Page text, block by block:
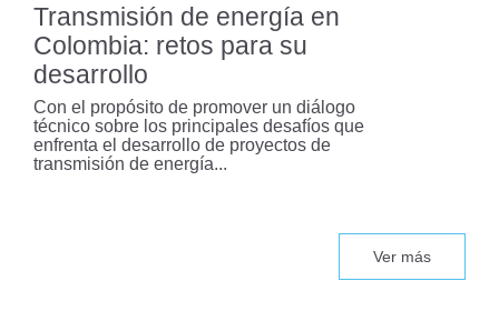
Transmisión de energía en
Colombia: retos para su
desarrollo
Con el propósito de promover un diálogo
técnico sobre los principales desafíos que
enfrenta el desarrollo de proyectos de
transmisión de energía...
Ver más